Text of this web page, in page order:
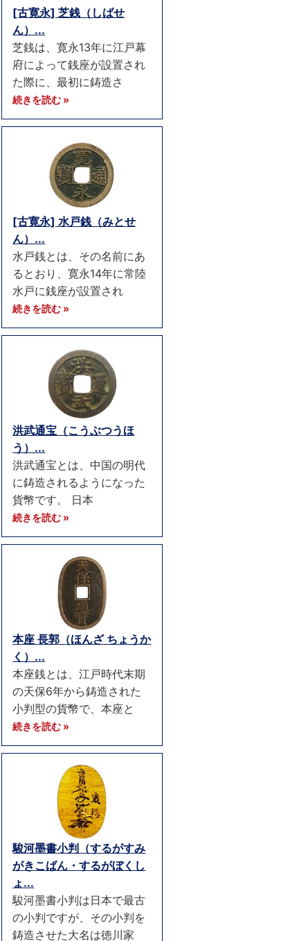
[古寛永] 芝銭（しばせ
ん）...
芝銭は、寛永13年に江戸幕
府によって銭座が設置され
た際に、最初に鋳造さ
続きを読む »
[古寛永] 水戸銭（みとせ
ん）...
水戸銭とは、その名前にあ
るとおり、寛永14年に常陸
水戸に銭座が設置され
続きを読む »
洪武通宝（こうぶつうほ
う）...
洪武通宝とは、中国の明代
に鋳造されるようになった
貨幣です。 日本
続きを読む »
本座 長郭（ほんざ ちょうか
く）...
本座銭とは、江戸時代末期
の天保6年から鋳造された
小判型の貨幣で、本座と
続きを読む »
駿河墨書小判（するがすみ
がきこばん・するがぼくし
ょ...
駿河墨書小判は日本で最古
の小判ですが、その小判を
鋳造させた大名は徳川家